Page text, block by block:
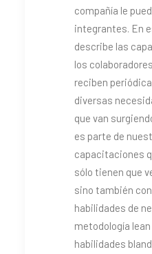
compañía le
integrantes. En
describe las
los
reciben
diversas
que van
es parte de
capacitaciones
sólo tienen que
sino también
habilidades de
metodología
habilidades